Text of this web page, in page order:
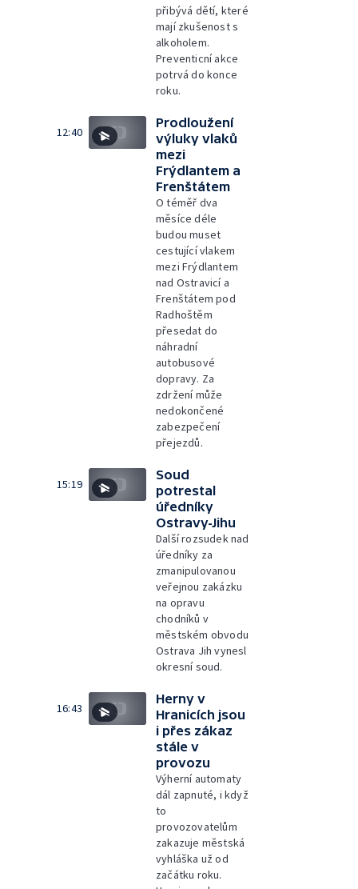
přibývá dětí, které
mají zkušenost s
alkoholem.
Preventicní akce
potrvá do konce
roku.
12:40
Prodloužení
výluky vlaků
mezi
Frýdlantem a
Frenštátem
O téměř dva
měsíce déle
budou muset
cestující vlakem
mezi Frýdlantem
nad Ostravicí a
Frenštátem pod
Radhoštěm
přesedat do
náhradní
autobusové
dopravy. Za
zdržení může
nedokončené
zabezpečení
přejezdů.
15:19
Soud
potrestal
úředníky
Ostravy-Jihu
Další rozsudek nad
úředníky za
zmanipulovanou
veřejnou zakázku
na opravu
chodníků v
městském obvodu
Ostrava Jih vynesl
okresní soud.
16:43
Herny v
Hranicích jsou
i přes zákaz
stále v
provozu
Výherní automaty
dál zapnuté, i když
to
provozovatelům
zakazuje městská
vyhláška už od
začátku roku.